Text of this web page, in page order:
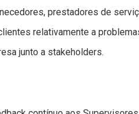
prestadores de
relativamente a
junto a stakeholders.